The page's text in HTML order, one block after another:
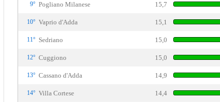
9° Pogliano Milanese 15,7
10° Vaprio d'Adda 15,1
11° Sedriano 15,0
12° Cuggiono 15,0
13° Cassano d'Adda 14,9
14° Villa Cortese 14,4